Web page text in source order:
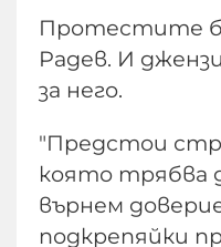
Протестите
Радев. И
за него.
"Предстои
която трябва
върнем
подкрепяйки